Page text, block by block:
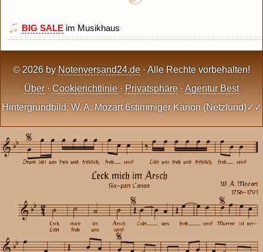
BIG SALE im Musikhaus
© 2026 by Notenversand24.de · Alle Rechte vorbehalten!
Über · Cookierichtlinie · Privatsphäre · Agentur Best
Hintergrundbild: W. A. Mozart 6stimmiger Kanon (Netzfund)✓✓